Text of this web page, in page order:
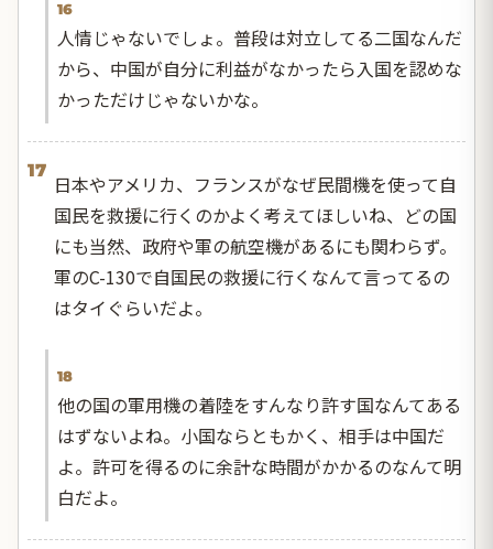
16
人情じゃないでしょ。普段は対立してる二国なんだ
から、中国が自分に利益がなかったら入国を認めな
かっただけじゃないかな。
17
日本やアメリカ、フランスがなぜ民間機を使って自
国民を救援に行くのかよく考えてほしいね、どの国
にも当然、政府や軍の航空機があるにも関わらず。
軍のC-130で自国民の救援に行くなんて言ってるの
はタイぐらいだよ。
18
他の国の軍用機の着陸をすんなり許す国なんてある
はずないよね。小国ならともかく、相手は中国だ
よ。許可を得るのに余計な時間がかかるのなんて明
白だよ。